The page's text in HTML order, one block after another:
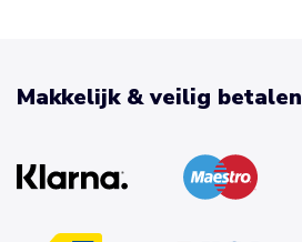
Makkelijk & veilig betalen